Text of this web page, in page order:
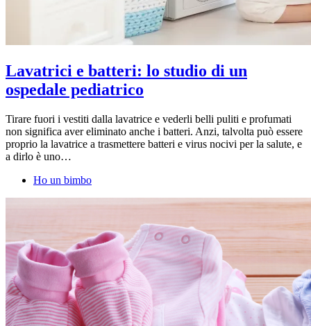
Lavatrici e batteri: lo studio di un
ospedale pediatrico
Tirare fuori i vestiti dalla lavatrice e vederli belli puliti e profumati
non significa aver eliminato anche i batteri. Anzi, talvolta può essere
proprio la lavatrice a trasmettere batteri e virus nocivi per la salute, e
a dirlo è uno…
Ho un bimbo